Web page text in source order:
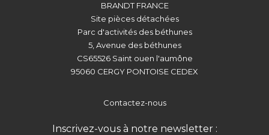
BRANDT FRANCE
Site pièces détachées
Parc d'activités des béthunes
5, Avenue des béthunes
CS65526 Saint ouen l'aumône
95060 CERGY PONTOISE CEDEX
Contactez-nous
Inscrivez-vous à notre newsletter :